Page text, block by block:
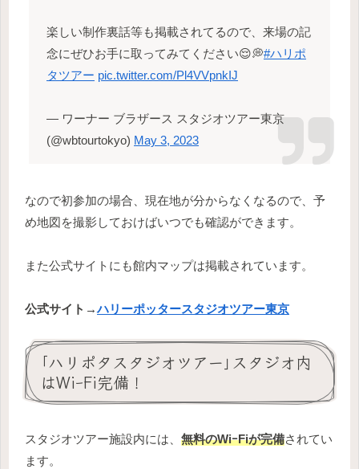
楽しい制作裏話等も掲載されてるので、来場の記
念にぜひお手に取ってみてください😌💭#ハリポ
タツアー pic.twitter.com/Pl4VVpnkIJ
— ワーナー ブラザース スタジオツアー東京
(@wbtourtokyo) May 3, 2023
なので初参加の場合、現在地が分からなくなるので、予
め地図を撮影しておけばいつでも確認ができます。
また公式サイトにも館内マップは掲載されています。
公式サイト→ハリーポッタースタジオツアー東京
｢ハリポタスタジオツアー｣スタジオ内
はWiｰFi完備！
スタジオツアー施設内には、 無料のWiｰFiが完備されてい
ます。